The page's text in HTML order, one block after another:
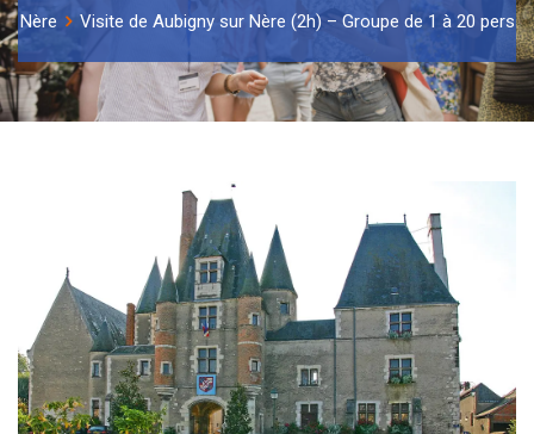
Nère
Visite de Aubigny sur Nère (2h) – Groupe de 1 à 20 pers